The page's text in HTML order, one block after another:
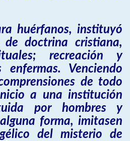
huérfanos, instituyó
de doctrina cristiana,
recreación y
Venciendo
de todo
a una institución
por hombres y
forma, imitasen
del misterio de